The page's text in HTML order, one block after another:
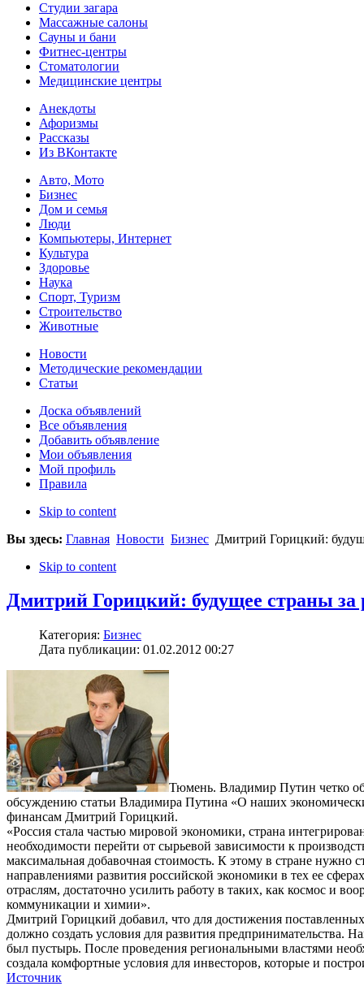
Студии загара
Массажные салоны
Сауны и бани
Фитнес-центры
Стоматологии
Медицинские центры
Анекдоты
Афоризмы
Рассказы
Из ВКонтакте
Авто, Мото
Бизнес
Дом и семья
Люди
Компьютеры, Интернет
Культура
Здоровье
Наука
Спорт, Туризм
Строительство
Животные
Новости
Методические рекомендации
Статьи
Доска объявлений
Все объявления
Добавить объявление
Мои объявления
Мой профиль
Правила
Skip to content
Вы здесь: Главная Новости Бизнес Дмитрий Горицкий:
Skip to content
Дмитрий Горицкий: будущее страны за
Категория: Бизнес
Дата публикации: 01.02.2012 00:27
Тюмень. Владимир Путин четко
обсуждению статьи Владимира Путина «О наших
финансам Дмитрий Горицкий.
«Россия стала частью мировой экономики, страна
необходимости перейти от сырьевой зависимости к
максимальная добавочная стоимость. К этому в стране нужно
направлениями развития российской экономики в тех ее
отраслям, достаточно усилить работу в таких, как космос и
коммуникации и химии».
Дмитрий Горицкий добавил, что для достижения поставленных
должно создать условия для развития
был пустырь. После проведения региональными властями
создала комфортные условия для инвесторов, которые и
Источник